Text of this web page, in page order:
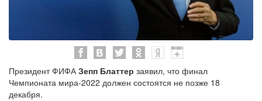
Президент ФИФАЗепп Блаттер заявил, что финал
Чемпионата мира-2022 должен состоятся не позже 18
декабря.